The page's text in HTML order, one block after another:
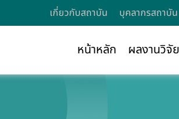
เกี่ยวกับสถาบัน บุคลากรสถาบัน
หน้าหลัก ผลงานวิจั